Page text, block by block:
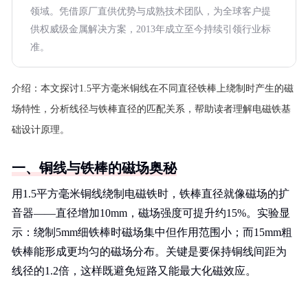
领域。凭借原厂直供优势与成熟技术团队，为全球客户提
供权威级金属解决方案，2013年成立至今持续引领行业标
准。
介绍： 本文探讨1.5平方毫米铜线在不同直径铁棒上绕制时产生的磁
场特性，分析线径与铁棒直径的匹配关系，帮助读者理解电磁铁基
础设计原理。
一、铜线与铁棒的磁场奥秘
用1.5平方毫米铜线绕制电磁铁时，铁棒直径就像磁场的扩
音器——直径增加10mm，磁场强度可提升约15%。实验显
示：绕制5mm细铁棒时磁场集中但作用范围小；而15mm粗
铁棒能形成更均匀的磁场分布。关键是要保持铜线间距为
线径的1.2倍，这样既避免短路又能最大化磁效应。